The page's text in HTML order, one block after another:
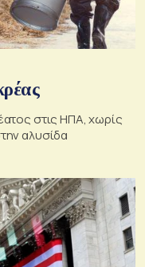
στις ΗΠΑ, χωρίς
αλυσίδα